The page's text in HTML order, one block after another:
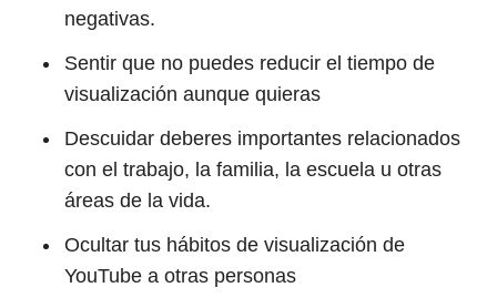
negativas.
Sentir que no puedes reducir el tiempo de
visualización aunque quieras
Descuidar deberes importantes relacionados
con el trabajo, la familia, la escuela u otras
áreas de la vida.
Ocultar tus hábitos de visualización de
YouTube a otras personas